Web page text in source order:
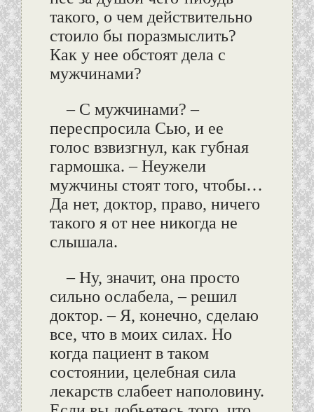
такого, о чем действительно
стоило бы поразмыслить?
Как у нее обстоят дела с
мужчинами?
– С мужчинами? –
переспросила Сью, и ее
голос взвизгнул, как губная
гармошка. – Неужели
мужчины стоят того, чтобы…
Да нет, доктор, право, ничего
такого я от нее никогда не
слышала.
– Ну, значит, она просто
сильно ослабела, – решил
доктор. – Я, конечно, сделаю
все, что в моих силах. Но
когда пациент в таком
состоянии, целебная сила
лекарств слабеет наполовину.